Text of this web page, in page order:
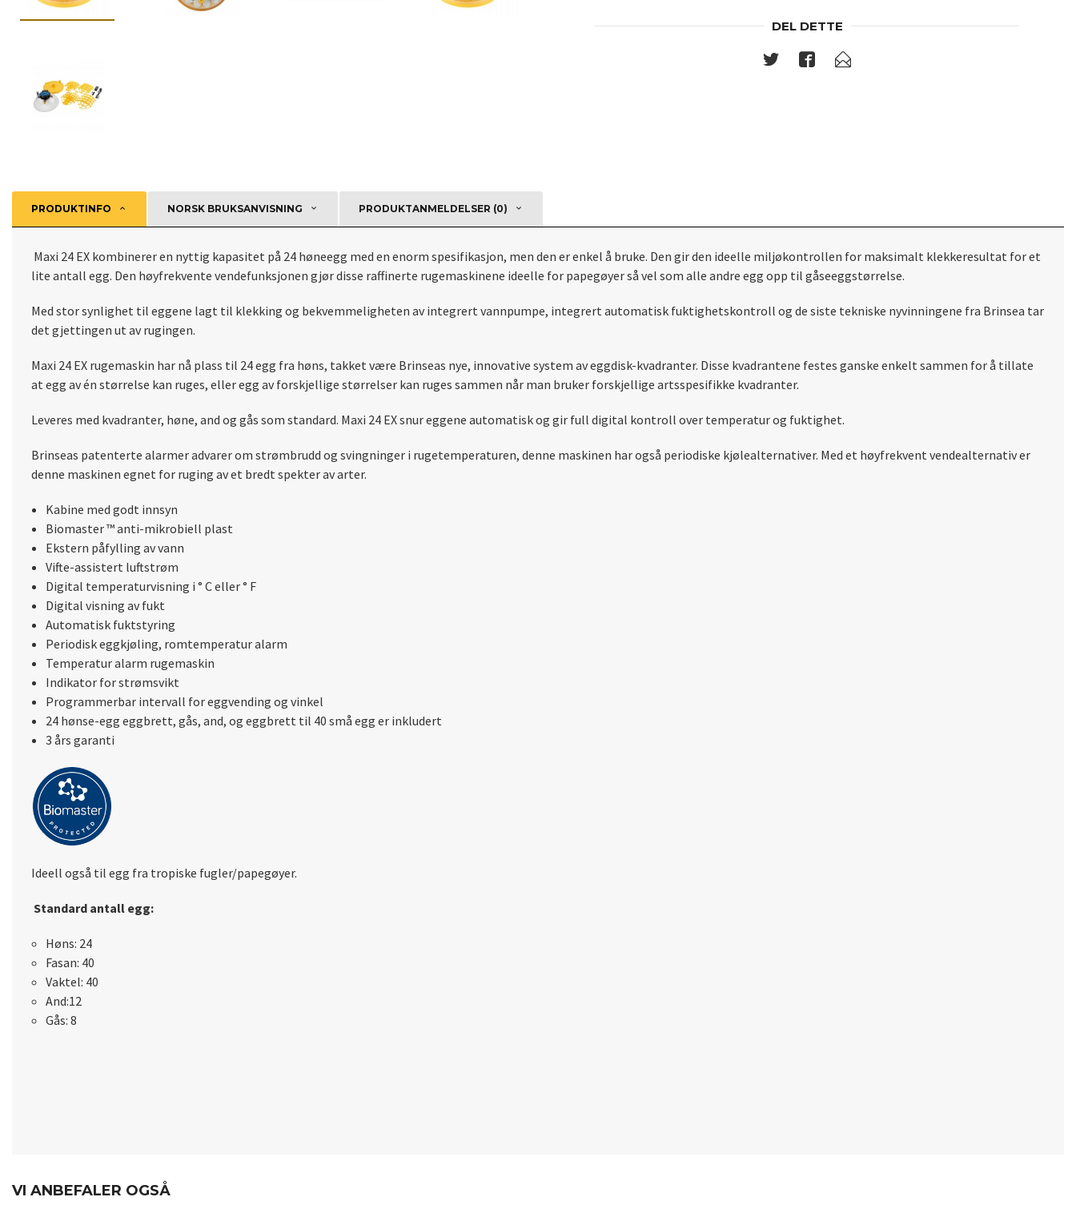
DEL DETTE
PRODUKTINFO NORSK BRUKSANVISNING PRODUKTANMELDELSER (0)
Maxi 24 EX kombinerer en nyttig kapasitet på 24 høneegg med en enorm spesifikasjon, men den er enkel å bruke. Den gir den ideelle miljøkontrollen for maksimalt klekkeresultat for et
lite antall egg. Den høyfrekvente vendefunksjonen gjør disse raffinerte rugemaskinene ideelle for papegøyer så vel som alle andre egg opp til gåseeggstørrelse.
Med stor synlighet til eggene lagt til klekking og bekvemmeligheten av integrert vannpumpe, integrert automatisk fuktighetskontroll og de siste tekniske nyvinningene fra Brinsea tar
det gjettingen ut av rugingen.
Maxi 24 EX rugemaskin har nå plass til 24 egg fra høns, takket være Brinseas nye, innovative system av eggdisk-kvadranter. Disse kvadrantene festes ganske enkelt sammen for å tillate
at egg av én størrelse kan ruges, eller egg av forskjellige størrelser kan ruges sammen når man bruker forskjellige artsspesifikke kvadranter.
Leveres med kvadranter, høne, and og gås som standard. Maxi 24 EX snur eggene automatisk og gir full digital kontroll over temperatur og fuktighet.
Brinseas patenterte alarmer advarer om strømbrudd og svingninger i rugetemperaturen, denne maskinen har også periodiske kjølealternativer. Med et høyfrekvent vendealternativ er
denne maskinen egnet for ruging av et bredt spekter av arter.
Kabine med godt innsyn
Biomaster ™ anti-mikrobiell plast
Ekstern påfylling av vann
Vifte-assistert luftstrøm
Digital temperaturvisning i ° C eller ° F
Digital visning av fukt
Automatisk fuktstyring
Periodisk eggkjøling, romtemperatur alarm
Temperatur alarm rugemaskin
Indikator for strømsvikt
Programmerbar intervall for eggvending og vinkel
24 hønse-egg eggbrett, gås, and, og eggbrett til 40 små egg er inkludert
3 års garanti
Ideell også til egg fra tropiske fugler/papegøyer.
Standard antall egg:
Høns: 24
Fasan: 40
Vaktel: 40
And:12
Gås: 8
VI ANBEFALER OGSÅ